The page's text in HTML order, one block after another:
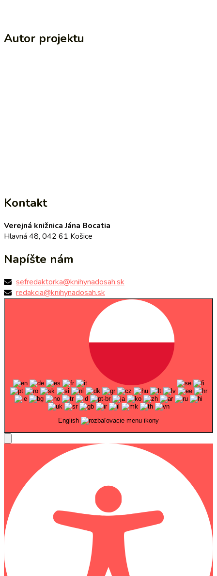
Autor projektu
Kontakt
Verejná knižnica Jána Bocatia
Hlavná 48, 042 61 Košice
Napíšte nám
sefredaktorka@knihynadosah.sk
redakcia@knihynadosah.sk
English